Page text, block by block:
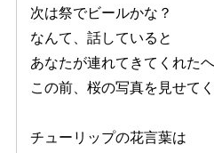
次は祭でビールかな？
なんて、話していると
あなたが連れてきてくれた
この前、桜の写真を見せて
チューリップの花言葉は